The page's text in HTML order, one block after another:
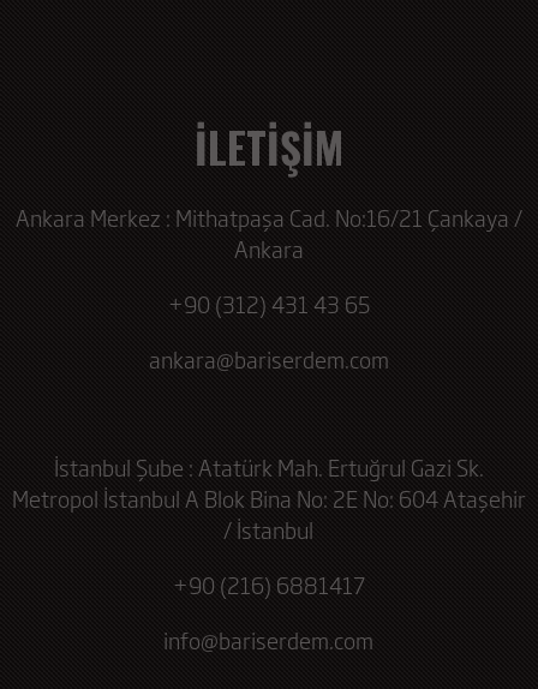
İLETİŞİM
Ankara Merkez : Mithatpaşa Cad. No:16/21 Çankaya /
Ankara
+90 (312) 431 43 65
ankara@bariserdem.com
İstanbul Şube : Atatürk Mah. Ertuğrul Gazi Sk.
Metropol İstanbul A Blok Bina No: 2E No: 604 Ataşehir
/ İstanbul
+90 (216) 6881417
info@bariserdem.com